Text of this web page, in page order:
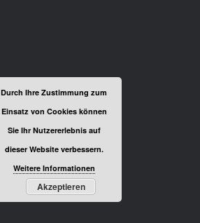
Durch Ihre Zustimmung zum
Einsatz von Cookies können
Sie Ihr Nutzererlebnis auf
dieser Website verbessern.
Weitere Informationen
Akzeptieren